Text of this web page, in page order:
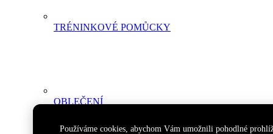
Používáme cookies, abychom Vám umožnili pohodlné
TRÉNINKOVÉ POMŮCKY
OBLEČENÍ
MIKINY,